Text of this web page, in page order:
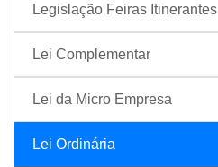
Legislação Feiras Itinerantes
Lei Complementar
Lei da Micro Empresa
Lei Ordinária